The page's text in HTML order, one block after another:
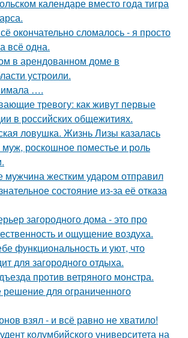
календаре вместо года тигра
окончательно сломалось - я просто
всё одна.
в арендованном доме в
устроили.
….
тревогу: как живут первые
в российских общежитиях.
ловушка. Жизнь Лизы казалась
муж, роскошное поместье и роль
мужчина жестким ударом отправил
состояние из-за её отказа
загородного дома - это про
и ощущение воздуха.
функциональность и уют, что
для загородного отдыха.
против ветряного монстра.
решение для ограниченного
взял - и всё равно не хватило!
колумбийского университета на